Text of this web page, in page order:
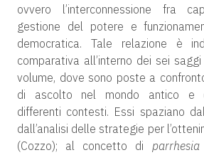
ovvero l’interconnessione fra
gestione del potere e
democratica. Tale relazione è
comparativa all’interno dei sei
volume, dove sono poste a
di ascolto nel mondo antico e
differenti contesti. Essi spaziano
dall’analisi delle strategie per
(Cozzo); al concetto di parrhesia